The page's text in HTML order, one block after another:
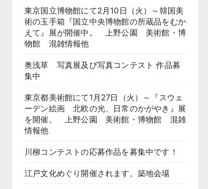
東京国立博物館にて2月10日（火）～韓国美
術の玉手箱『国立中央博物館の所蔵品をむか
えて』展が開催中。 上野公園 美術館・博
物館 混雑情報他
奥浅草 写真展及び写真コンテスト 作品募
集中
東京都美術館にて1月27日（火）～『スウェ
ーデン絵画 北欧の光、日常のかがやき』展
を開催。 上野公園 美術館・博物館 混雑
情報他
川柳コンテストの応募作品を募集中です！
江戸文化めぐり開催されます。築地会場